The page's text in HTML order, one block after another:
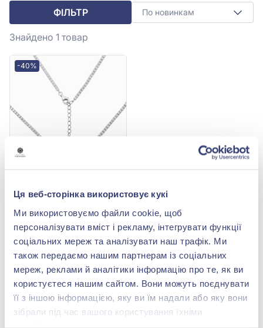
Ця веб-сторінка використовує кукі
Ми використовуємо файли cookie, щоб
персоналізувати вміст і рекламу, інтегрувати функції
соціальних мереж та аналізувати наш трафік. Ми
також передаємо нашим партнерам із соціальних
мереж, реклами й аналітики інформацію про те, як ви
користуєтеся нашим сайтом. Вони можуть поєднувати
її з іншою інформацією, яку ви їм надали або яку вони
зібрали під час вашого користування їхніми
ФІЛЬТР По новинкам
Знайдено 1 товар
-40%
фіанітом/куб.цирконієм,
8 358,00 грн
5 014,80 грн
(арт. КлК2Ф/268)
Купити
МИ У INSTAGRAM